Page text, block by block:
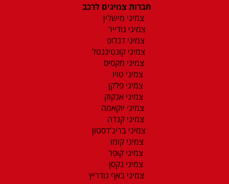
חברות צמיגים לרכב
צמיגי מישלין
צמיגי גודייר
צמיגי דנלופ
צמיגי קונטיננטל
צמיגי מקסיס
צמיגי טויו
צמיגי פלקן
צמיגי אנקוק
צמיגי יוקאמה
צמיגי קנדה
צמיגי בריג'דסטון
צמיגי קומו
צמיגי קופר
צמיגי נקסן
צמיגי באף גודריץ